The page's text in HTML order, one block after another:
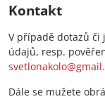
Kontakt
V případě dotazů či
údajů, resp.
Dále se mužete